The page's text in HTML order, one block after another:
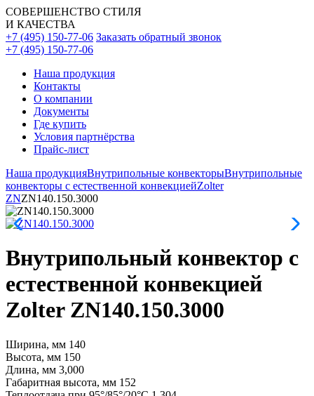
СОВЕРШЕНСТВО СТИЛЯ
И КАЧЕСТВА
+7 (495) 150-77-06 Заказать обратный звонок
+7 (495) 150-77-06
Наша продукция
Контакты
О компании
Документы
Где купить
Условия партнёрства
Прайс-лист
Наша продукцияВнутрипольные конвекторыВнутрипольные
конвекторы с естественной конвекциейZolter
ZNZN140.150.3000
Внутрипольный конвектор с
естественной конвекцией
Zolter ZN140.150.3000
Ширина, мм 140
Высота, мм 150
Длина, мм 3,000
Габаритная высота, мм 152